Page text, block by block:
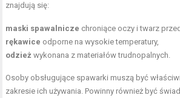
znajdują się:
maski spawalnicze chroniące oczy itwarz
rękawice odporne na wysokie temperatury,
odzież wykonana z materiałów trudnopalnych.
Osoby obsługujące spawarki muszą być
zakresie ich używania. Powinny również być